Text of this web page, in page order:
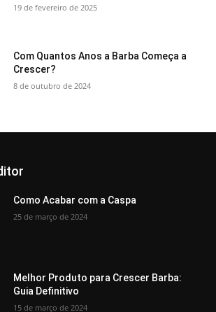
19 de fevereiro de 2025
Com Quantos Anos a Barba Começa a
Crescer?
8 de outubro de 2024
Como Acabar com a Caspa
25 de março de 2024
Melhor Produto para Crescer Barba:
Guia Definitivo
15 de março de 2024